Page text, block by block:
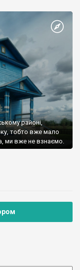
районі,
тобто вже мало
ми вже не взнаємо.